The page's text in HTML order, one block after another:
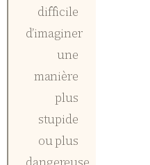
difficile
d’imaginer
une
manière
plus
stupide
ou plus